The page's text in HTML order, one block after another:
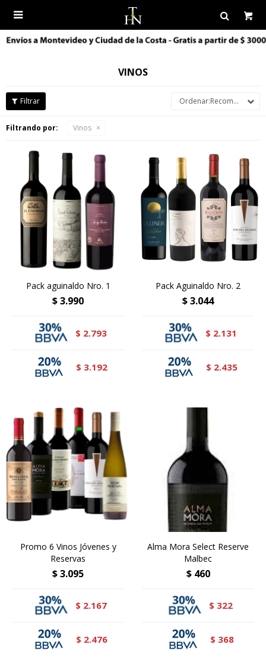

VINOS
Recomendados
Filtrando por: Vinos
Pack aguinaldo Nro. 1
$3.990
$ 2.793
$ 3.192
Pack Aguinaldo Nro. 2
$3.044
$ 2.131
$ 2.435
Promo 6 Vinos Jóvenes y
Reservas
$3.095
$ 2.167
$ 2.476
Alma Mora Select Reserve
Malbec
$ 460
$ 322
$ 368